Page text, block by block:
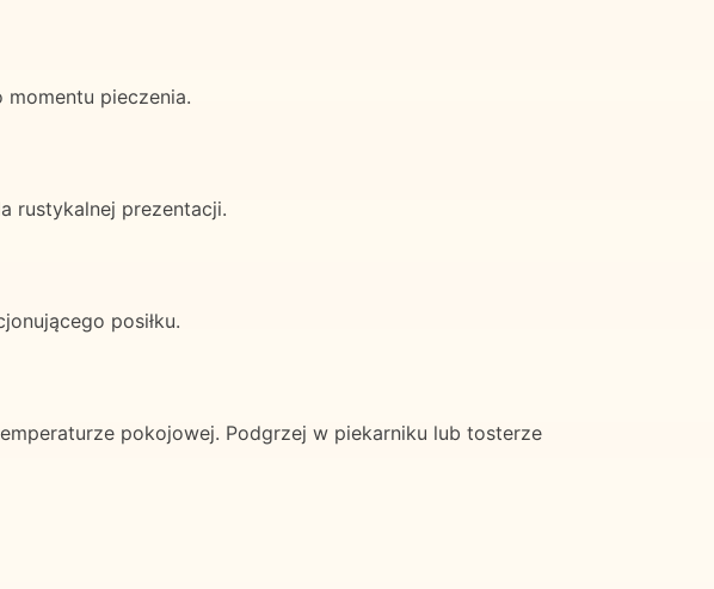
pieczenia.
rustykalnej prezentacji.
posiłku.
pokojowej. Podgrzej w piekarniku lub tosterze